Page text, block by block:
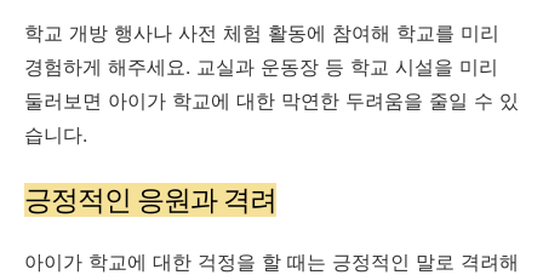
학교 개방 행사나 사전 체험 활동에 참여해 학교를 미리
경험하게 해주세요. 교실과 운동장 등 학교 시설을 미리
둘러보면 아이가 학교에 대한 막연한 두려움을 줄일 수 있
습니다.
긍정적인 응원과 격려
아이가 학교에 대한 걱정을 할 때는 긍정적인 말로 격려해